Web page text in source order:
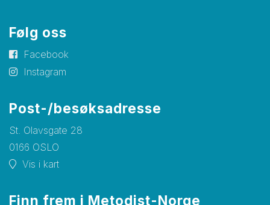
Følg oss
Facebook
Instagram
Post-/besøksadresse
St. Olavsgate 28
0166 OSLO
Vis i kart
Finn frem i Metodist-Norge